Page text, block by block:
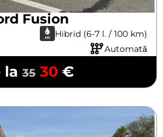
Fusion
Hibrid (6-7 l. / 100 km)
Automată
la 35 30 €